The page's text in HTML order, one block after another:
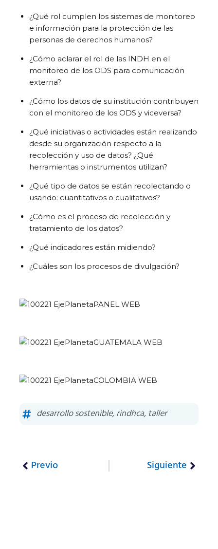
¿Qué rol cumplen los sistemas de monitoreo
e información para la protección de las
personas de derechos humanos?
¿Cómo aclarar el rol de las INDH en el
monitoreo de los ODS para comunicación
externa?
¿Cómo los datos de su institución contribuyen
con el monitoreo de los ODS y viceversa?
¿Qué iniciativas o actividades están realizando
desde su organización respecto a la
recolección y uso de datos? ¿Qué
herramientas o instrumentos utilizan?
¿Qué tipo de datos se están recolectando o
usando: cuantitativos o cualitativos?
¿Cómo es el proceso de recolección y
tratamiento de los datos?
¿Qué indicadores están midiendo?
¿Cuáles son los procesos de divulgación?
desarrollo sostenible,rindhca, taller
Previo Siguiente